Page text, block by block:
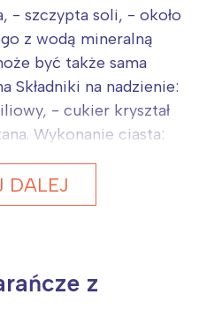
- szczypta soli, - około
z wodą mineralną
być także sama
Składniki na nadzienie:
- cukier kryształ
Wykonanie ciasta:
DALEJ
z
Południe
Północ
Wszystkie